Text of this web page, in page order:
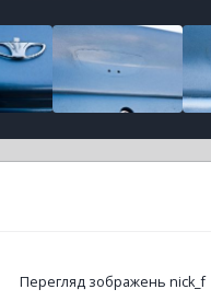
Перегляд зображень nick_f